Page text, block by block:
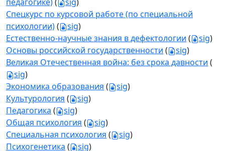
Спецкурс по курсовой работе (по специальной
психологии)( sig)
Естественно-научные знания в дефектологии ( sig)
Основы российской государственности ( sig)
Великая Отечественная война: без срока давности (
sig)
Экономика образования ( sig)
Культурология ( sig)
Педагогика ( sig)
Общая психология ( sig)
Специальная психология ( sig)
Психогенетика ( sig)